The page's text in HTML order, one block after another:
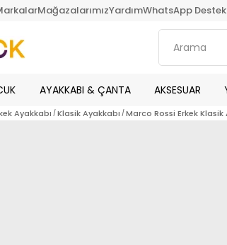
MağazalarımızYardımWhatsApp
AYAKKABI & ÇANTA AKSESUAR
Ayakkabı Klasik Ayakkabı Marco Rossi Erkek Klasik